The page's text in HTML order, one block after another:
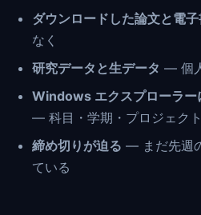
ダウンロードした論文と電
なく
研究データと生データ — 個
Windows エクスプローラー
— 科目・学期・プロジェク
締め切りが迫る — まだ先週
ている